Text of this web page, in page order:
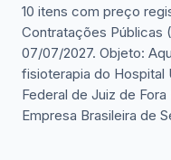
10 itens com preço
Contratações Públicas
07/07/2027. Objeto:
fisioterapia do Hospital
Federal de Juiz de
Empresa Brasileira de